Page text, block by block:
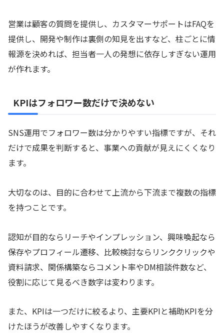
営業は顧客の質問を提供し、カスタマーサポートはFAQを
提供し、開発や制作は裏側の知見を出すなど、柱ごとに情
報源を決めれば、担当者一人の発想に依存しすぎない運用
が作れます。
KPIはフォロワー数だけで決めない
SNS運用でフォロワー数は分かりやすい指標ですが、それ
だけで成果を判断すると、事業への貢献が見えにくくなり
ます。
大切なのは、目的に合わせて上流から下流まで複数の指標
を持つことです。
認知が目的ならリーチやインプレッション、興味喚起なら
保存やプロフィール遷移、比較検討ならリンククリックや
資料請求、関係構築ならコメント率やDM相談件数など、
役割に応じて見るべき数字は変わります。
また、KPIは一つだけに絞るより、主要KPIと補助KPIを分
けたほうが改善しやすくなります。